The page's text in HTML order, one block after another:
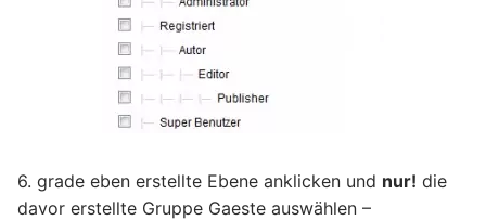
6. grade eben erstellte Ebene anklicken und nur! die
davor erstellte Gruppe Gaeste auswählen –